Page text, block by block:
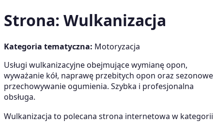
Strona: Wulkanizacja
Kategoria tematyczna: Motoryzacja
Usługi wulkanizacyjne obejmujące wymianę opon,
wyważanie kół, naprawę przebitych opon oraz sezonowe
przechowywanie ogumienia. Szybka i profesjonalna
obsługa.
Wulkanizacja to polecana strona internetowa w kategorii